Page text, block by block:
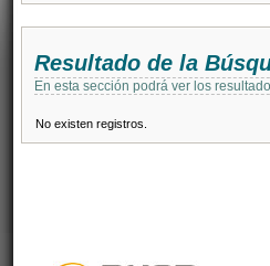
Resultado de la
En esta sección podrá ver los
No existen registros.